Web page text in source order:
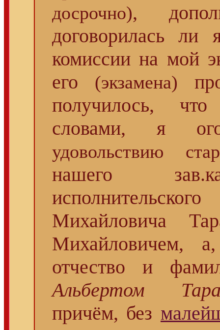
досрочно),
договорилась
комиссии на мой
его (экзамена)
получилось,
словами, я
удовольствию
нашего
Михайловича
Михайловичем,
отчество и
Альбертом
причём, без